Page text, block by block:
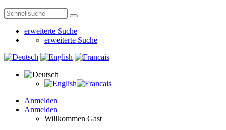
erweiterte Suche
erweiterte Suche
Anmelden
Anmelden
Willkommen Gast